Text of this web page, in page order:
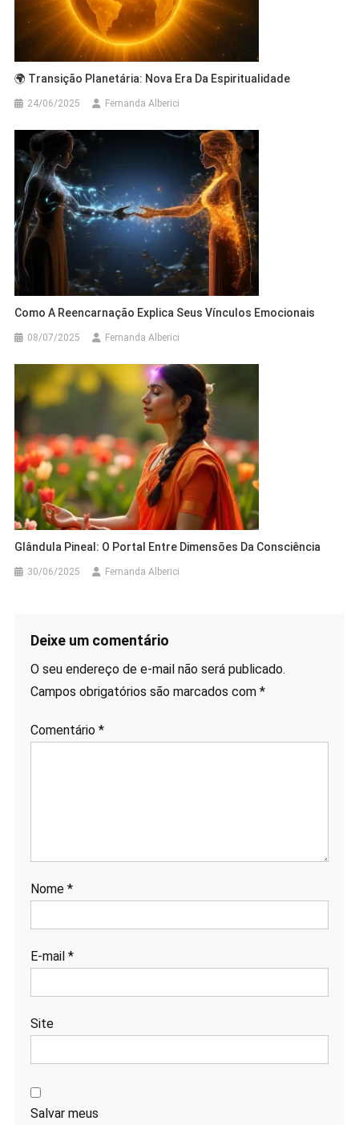
🌍 Transição Planetária: Nova Era Da Espiritualidade
24/06/2025 Fernanda Alberici
Como A Reencarnação Explica Seus Vínculos Emocionais
08/07/2025 Fernanda Alberici
Glândula Pineal: O Portal Entre Dimensões Da Consciência
30/06/2025 Fernanda Alberici
Deixe um comentário
O seu endereço de e-mail não será publicado.
Campos obrigatórios são marcados com *
Comentário *
Nome *
E-mail *
Site
Salvar meus